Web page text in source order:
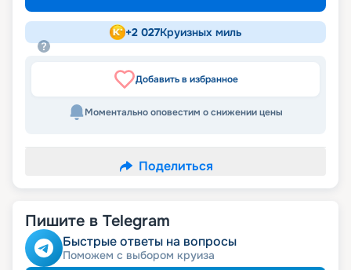
+2 027Круизных миль
Добавить в избранное
Моментально оповестим о снижении цены
Поделиться
Пишите в Telegram
Быстрые ответы на вопросы
Поможем с выбором круиза